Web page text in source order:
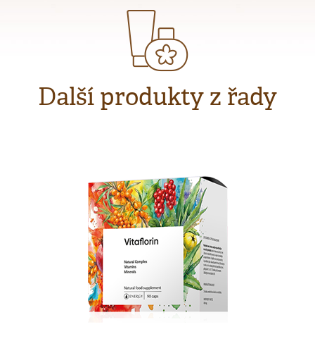
Další produkty z řady